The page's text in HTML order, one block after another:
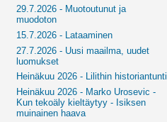
29.7.2026 - Muotoutunut ja
muodoton
15.7.2026 - Lataaminen
27.7.2026 - Uusi maailma, uudet
luomukset
Heinäkuu 2026 - Lilithin historiantunti
Heinäkuu 2026 - Marko Urosevic -
Kun tekoäly kieltäytyy - Isiksen
muinainen haava